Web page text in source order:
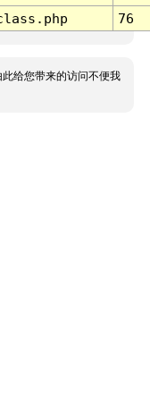
76
给您带来的访问不便我